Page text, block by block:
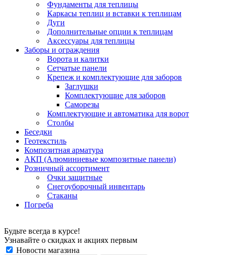
Фундаменты для теплицы
Каркасы теплиц и вставки к теплицам
Дуги
Дополнительные опции к теплицам
Аксессуары для теплицы
Заборы и ограждения
Ворота и калитки
Сетчатые панели
Крепеж и комплектующие для заборов
Заглушки
Комплектующие для заборов
Саморезы
Комплектующие и автоматика для ворот
Столбы
Беседки
Геотекстиль
Композитная арматура
АКП (Алюминиевые композитные панели)
Розничный ассортимент
Очки защитные
Снегоуборочный инвентарь
Стаканы
Погреба
Будьте всегда в курсе!
Узнавайте о скидках и акциях первым
Новости магазина